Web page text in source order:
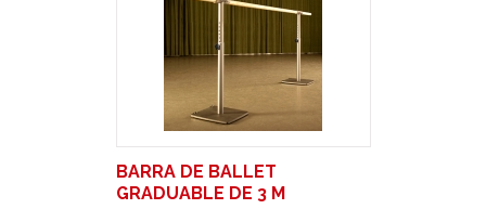
BARRA DE BALLET
GRADUABLE DE 3 M